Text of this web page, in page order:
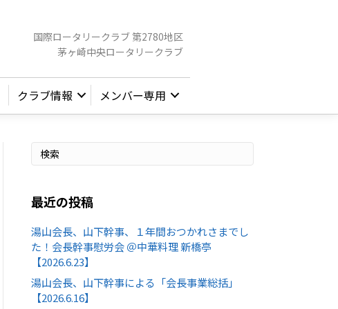
国際ロータリークラブ 第2780地区
茅ヶ崎中央ロータリークラブ
クラブ情報 メンバー専用
最近の投稿
湯山会長、山下幹事、１年間おつかれさまでし
た！会長幹事慰労会 ＠中華料理 新橋亭
【2026.6.23】
湯山会長、山下幹事による「会長事業総括」
【2026.6.16】